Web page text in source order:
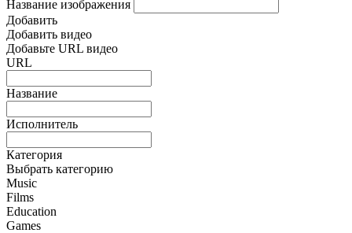
Название изображения
Добавить
Добавить видео
Добавьте URL видео
URL
Название
Исполнитель
Категория
Выбрать категорию
Music
Films
Education
Games